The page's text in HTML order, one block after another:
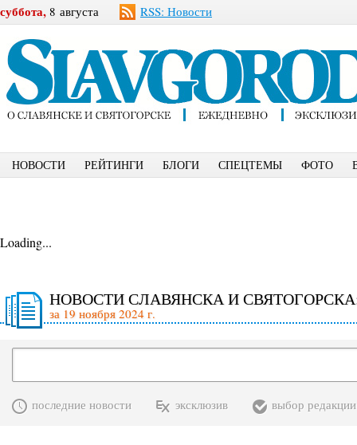
суббота, 8 августа RSS: Новости
НОВОСТИ РЕЙТИНГИ БЛОГИ СПЕЦТЕМЫ ФОТО
Loading...
НОВОСТИ СЛАВЯНСКА И
за 19 ноября 2024 г.
последние новости эксклюзив выбор редакции